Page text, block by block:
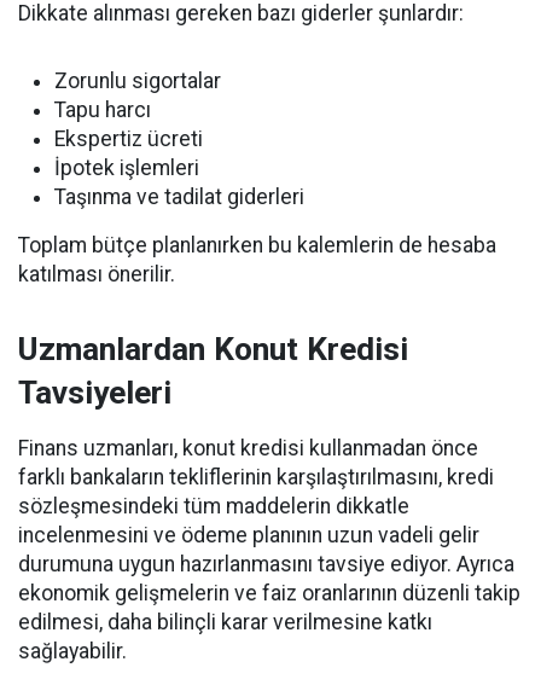
Dikkate alınması gereken bazı giderler şunlardır:
Zorunlu sigortalar
Tapu harcı
Ekspertiz ücreti
İpotek işlemleri
Taşınma ve tadilat giderleri
Toplam bütçe planlanırken bu kalemlerin de hesaba
katılması önerilir.
Uzmanlardan Konut Kredisi
Tavsiyeleri
Finans uzmanları, konut kredisi kullanmadan önce
farklı bankaların tekliflerinin karşılaştırılmasını, kredi
sözleşmesindeki tüm maddelerin dikkatle
incelenmesini ve ödeme planının uzun vadeli gelir
durumuna uygun hazırlanmasını tavsiye ediyor. Ayrıca
ekonomik gelişmelerin ve faiz oranlarının düzenli takip
edilmesi, daha bilinçli karar verilmesine katkı
sağlayabilir.